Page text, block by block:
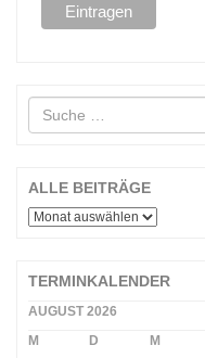
Suche
nach
ALLE BEITRÄGE
ALLE
TERMINKALENDER
AUGUST 2026
M
D M